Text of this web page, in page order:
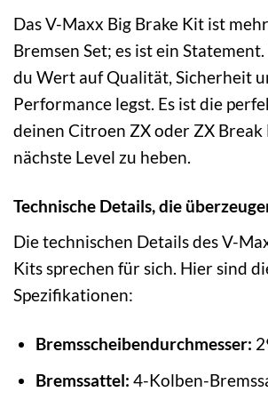
Das V-Maxx Big Brake Kit ist
Bremsen Set; es ist ein Statement.
du Wert auf Qualität, Sicherheit
Performance legst. Es ist die
deinen Citroen ZX oder ZX Break
nächste Level zu heben.
Technische Details, die
Die technischen Details des V-
Kits sprechen für sich. Hier sind
Spezifikationen:
Bremsscheibendurchmesser:
Bremssattel: 4-Kolben-